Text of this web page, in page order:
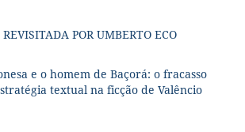
POR UMBERTO ECO
e o homem de Baçorá: o fracasso
textual na ficção de Valêncio